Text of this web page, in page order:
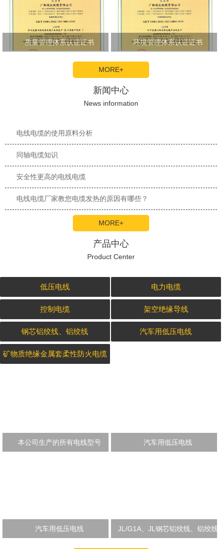
质量管理体系认证证书 环境管理体系认证证书
MORE+
新闻中心
News information
电线电缆的使用原料分析
同轴电缆知识
安全性更高的电线电缆
电线电缆厂家教您电缆发热的原因有哪些？
MORE+
产品中心
Product Center
低压电线 电力电缆
控制电缆 架空绝缘导线
钢芯铝绞线、铝绞线 汽车用低压电线
矿物质绝缘金属套柔性防火电缆
本公司生产的所有电线型号 汽车用低压电线
汽车用低压电线 JL/G1A、JL钢芯铝绞线、铝绞线